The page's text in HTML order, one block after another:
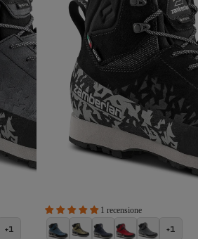
+1
1 recensione
+1